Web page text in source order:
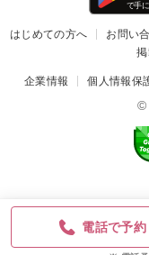
電話で予約
はじめての方へ お問い
企業情報 個人情報保
©